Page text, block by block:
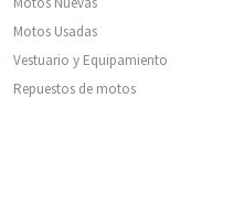
Motos Usadas
Vestuario y Equipamiento
Repuestos de motos